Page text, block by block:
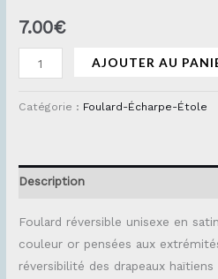
7.00€
AJOUTER AU
Catégorie : Foulard-Écharpe-Étole
Description
Foulard réversible unisexe en
couleur or pensées aux
réversibilité des drapeaux